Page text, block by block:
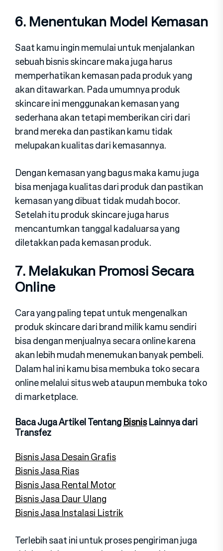
6. Menentukan Model Kemasan
Saat kamu ingin memulai untuk menjalankan
sebuah bisnis skincare maka juga harus
memperhatikan kemasan pada produk yang
akan ditawarkan. Pada umumnya produk
skincare ini menggunakan kemasan yang
sederhana akan tetapi memberikan ciri dari
brand mereka dan pastikan kamu tidak
melupakan kualitas dari kemasannya.
Dengan kemasan yang bagus maka kamu juga
bisa menjaga kualitas dari produk dan pastikan
kemasan yang dibuat tidak mudah bocor.
Setelah itu produk skincare juga harus
mencantumkan tanggal kadaluarsa yang
diletakkan pada kemasan produk.
7. Melakukan Promosi Secara
Online
Cara yang paling tepat untuk mengenalkan
produk skincare dari brand milik kamu sendiri
bisa dengan menjualnya secara online karena
akan lebih mudah menemukan banyak pembeli.
Dalam hal ini kamu bisa membuka toko secara
online melalui situs web ataupun membuka toko
di marketplace.
Baca Juga Artikel TentangBisnisLainnya dari
Transfez
Bisnis Jasa Desain Grafis
Bisnis Jasa Rias
Bisnis Jasa Rental Motor
Bisnis Jasa Daur Ulang
Bisnis Jasa Instalasi Listrik
Terlebih saat ini untuk proses pengiriman juga